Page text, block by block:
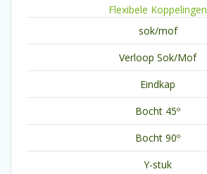
Flexibele Koppelingen
sok/mof
Verloop Sok/Mof
Eindkap
Bocht 45º
Bocht 90º
Y-stuk